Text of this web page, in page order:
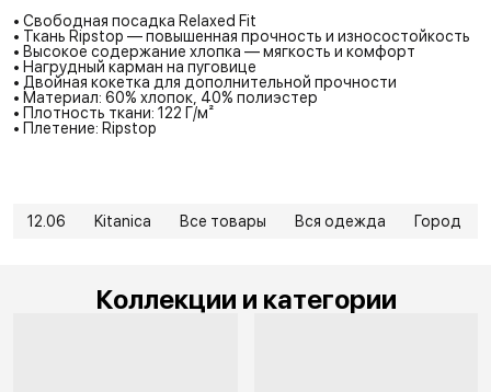
• Свободная посадка Relaxed Fit
• Ткань Ripstop — повышенная прочность и износостойкость
• Высокое содержание хлопка — мягкость и комфорт
• Нагрудный карман на пуговице
• Двойная кокетка для дополнительной прочности
• Материал: 60% хлопок, 40% полиэстер
• Плотность ткани: 122 Г/м²
• Плетение: Ripstop
12.06 Kitanica Все товары Вся одежда Город
Коллекции и категории